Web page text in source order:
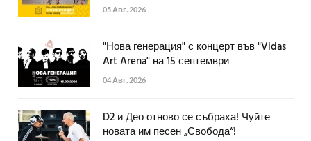
05 Авг. 2026
"Нова генерация" с концерт във "Vidas
Art Arena" на 15 септември
04 Авг. 2026
D2 и Део отново се събраха! Чуйте
новата им песен „Свобода“!